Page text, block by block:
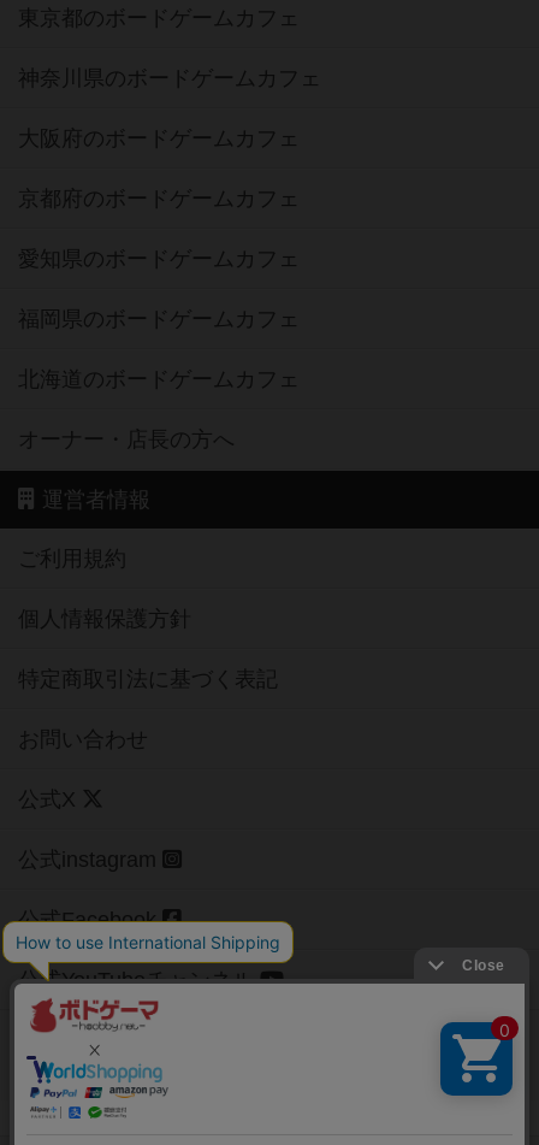
東京都のボードゲームカフェ
神奈川県のボードゲームカフェ
大阪府のボードゲームカフェ
京都府のボードゲームカフェ
愛知県のボードゲームカフェ
福岡県のボードゲームカフェ
北海道のボードゲームカフェ
オーナー・店長の方へ
運営者情報
ご利用規約
個人情報保護方針
特定商取引法に基づく表記
お問い合わせ
公式X
公式instagram
公式Facebook
公式YouTubeチャンネル